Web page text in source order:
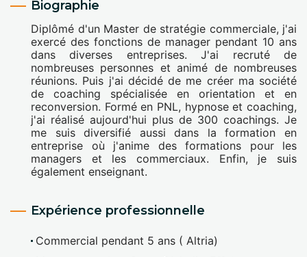
Biographie
Diplômé d'un Master de stratégie commerciale, j'ai
exercé des fonctions de manager pendant 10 ans
dans diverses entreprises. J'ai recruté de
nombreuses personnes et animé de nombreuses
réunions. Puis j'ai décidé de me créer ma société
de coaching spécialisée en orientation et en
reconversion. Formé en PNL, hypnose et coaching,
j'ai réalisé aujourd'hui plus de 300 coachings. Je
me suis diversifié aussi dans la formation en
entreprise où j'anime des formations pour les
managers et les commerciaux. Enfin, je suis
également enseignant.
Expérience professionnelle
Commercial pendant 5 ans ( Altria)